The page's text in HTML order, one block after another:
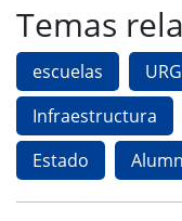
Temas
escuelas
Infraestructura
Estado